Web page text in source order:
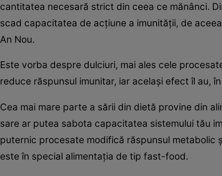
cantitatea necesară strict din ceea ce mănânci.
scad capacitatea de acţiune a imunităţii, de
An Nou.
Este vorba despre dulciuri, mai ales cele
reduce răspunsul imunitar, iar acelaşi efect îl au,
Cea mai mare parte a sării din dietă provine din
sare ar putea sabota capacitatea sistemului tău
puternic procesate modifică răspunsul metabolic
este în special alimentaţia de tip fast-food.